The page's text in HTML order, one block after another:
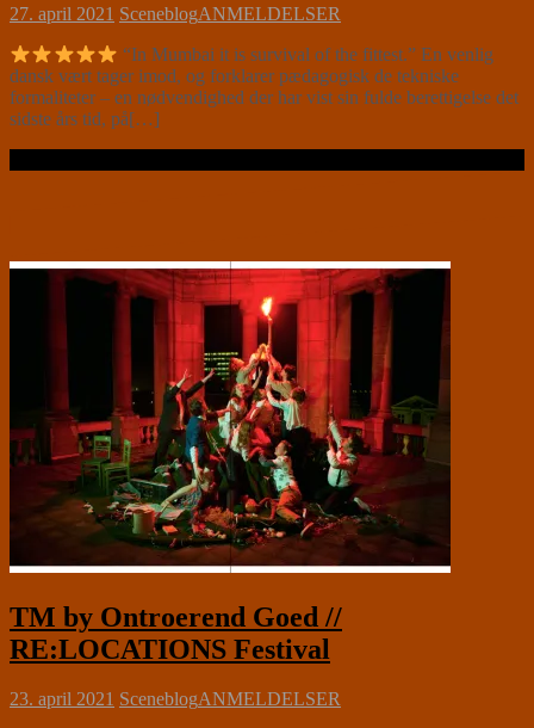
27. april 2021 SceneblogANMELDELSER
“In Mumbai it is survival of the fittest.” En venlig
dansk vært tager imod, og forklarer pædagogisk de tekniske
formaliteter – en nødvendighed der har vist sin fulde berettigelse det
sidste års tid, på[…]
TM by Ontroerend Goed //
RE:LOCATIONS Festival
23. april 2021 SceneblogANMELDELSER